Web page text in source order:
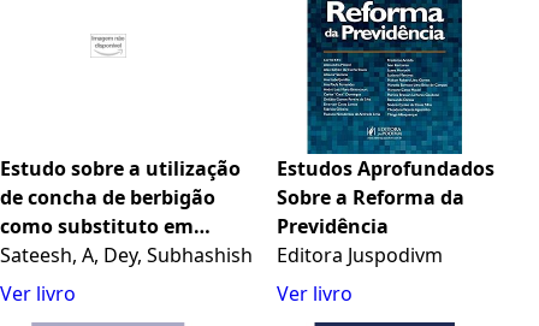
Estudo sobre a utilização
de concha de berbigão
como substituto em
materiais de betão: Estudo
exploratório sobre a
Sateesh, A, Dey, Subhashish
Ver livro
Estudos Aprofundados
Sobre a Reforma da
Previdência
Editora Juspodivm
Ver livro